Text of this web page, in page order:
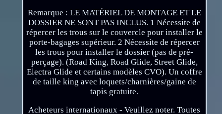
Remarque : LE MATÉRIEL DE MONTAGE ET LE
DOSSIER NE SONT PAS INCLUS. 1 Nécessite de
répercer les trous sur le couvercle pour installer le
porte-bagages supérieur. 2 Nécessite de répercer
les trous pour installer le dossier (pas de pré-
perçage). (Road King, Road Glide, Street Glide,
Electra Glide et certains modèles CVO). Un coffre
de taille king avec loquets/charnières/gaine de
tapis gratuite.
Acheteurs internationaux - Veuillez noter. Toutes